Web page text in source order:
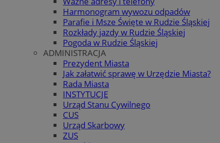
Harmonogram wywozu odpadów
Parafie i Msze Święte w Rudzie Śląskiej
Rozkłady jazdy w Rudzie Śląskiej
Pogoda w Rudzie Śląskiej
ADMINISTRACJA
Prezydent Miasta
Jak załatwić sprawę w Urzędzie Miasta?
Rada Miasta
INSTYTUCJE
Urząd Stanu Cywilnego
CUS
Urząd Skarbowy
ZUS